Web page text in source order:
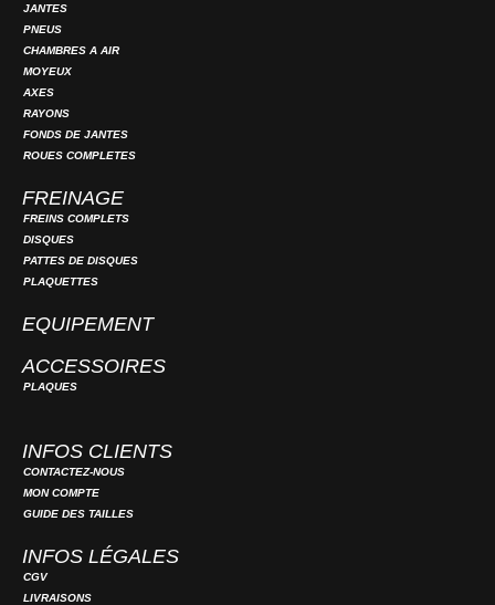
JANTES
PNEUS
CHAMBRES A AIR
MOYEUX
AXES
RAYONS
FONDS DE JANTES
ROUES COMPLETES
FREINAGE
FREINS COMPLETS
DISQUES
PATTES DE DISQUES
PLAQUETTES
EQUIPEMENT
ACCESSOIRES
PLAQUES
INFOS CLIENTS
CONTACTEZ-NOUS
MON COMPTE
GUIDE DES TAILLES
INFOS LÉGALES
CGV
LIVRAISONS